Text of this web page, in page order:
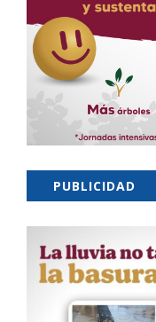
PUBLICIDAD